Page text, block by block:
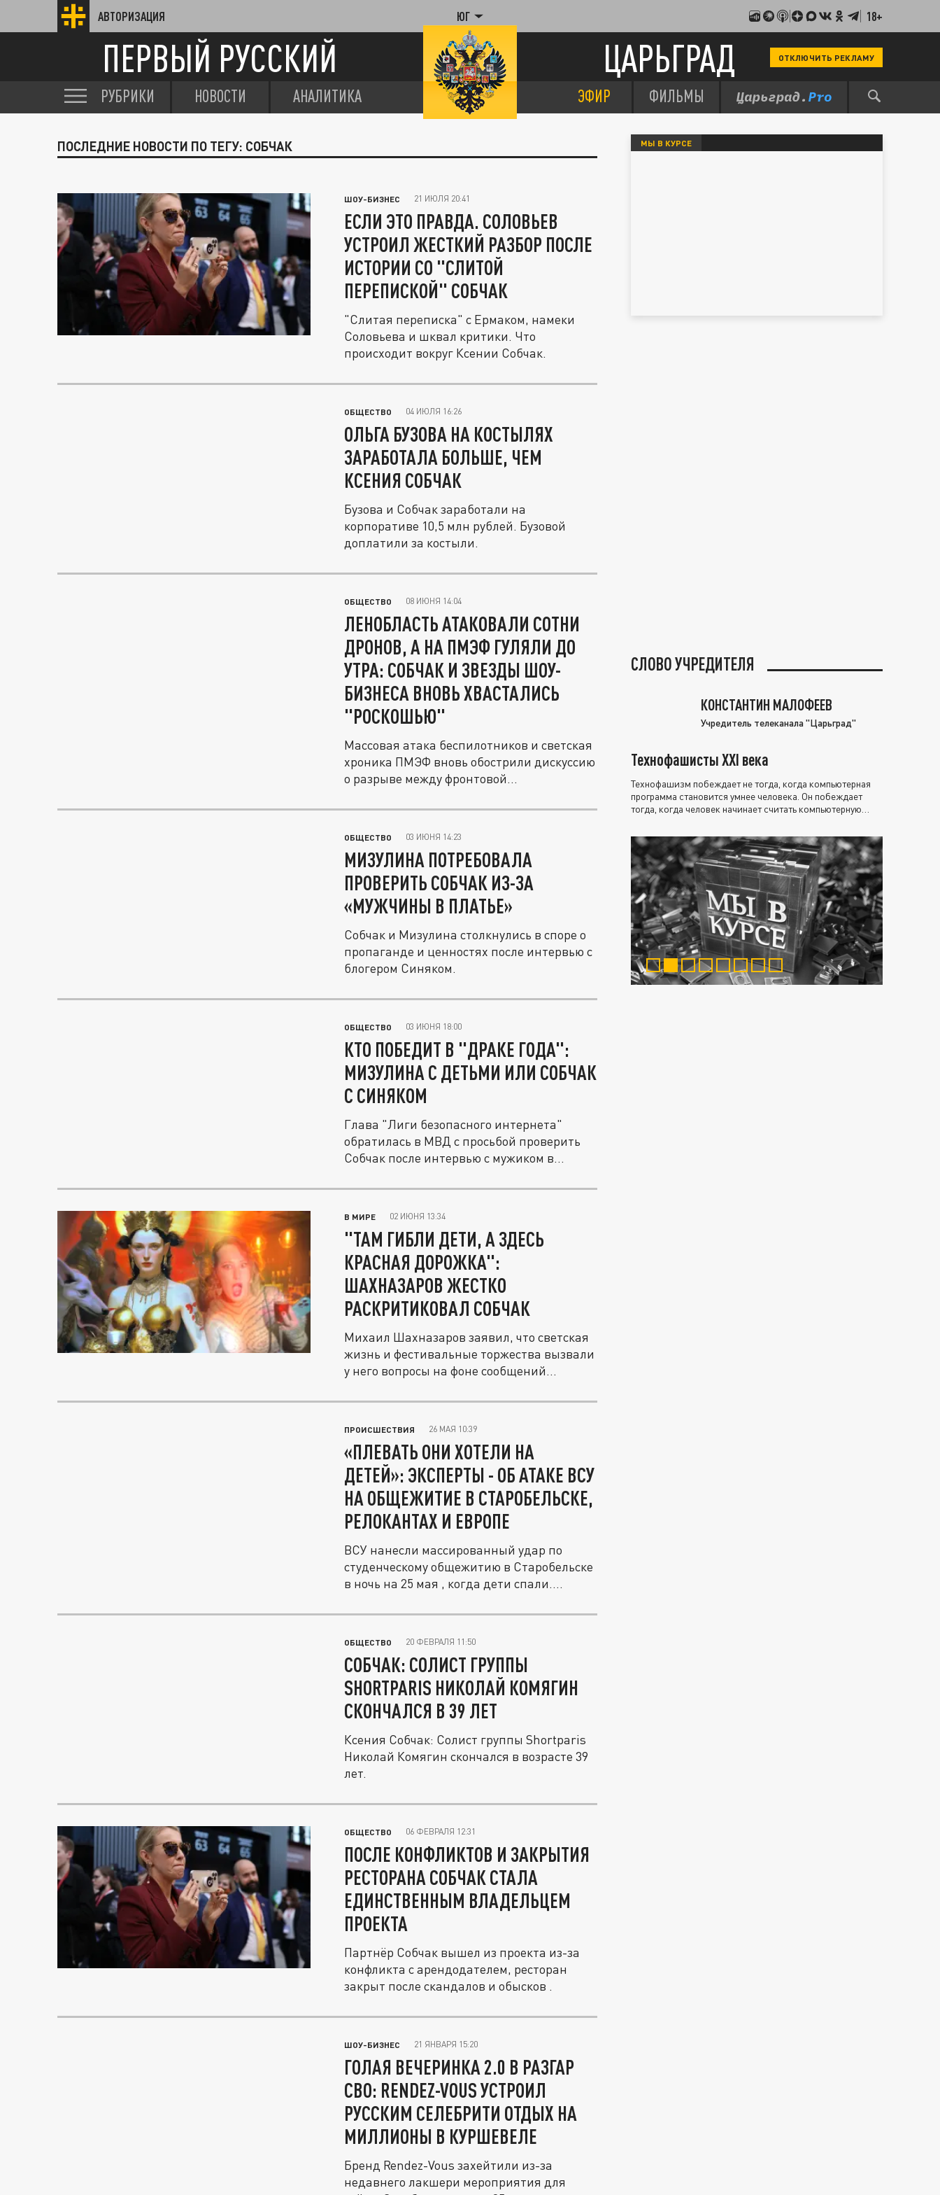
АВТОРИЗАЦИЯ ЮГ 18+
ПЕРВЫЙ РУССКИЙ ЦАРЬГРАД ОТКЛЮЧИТЬ РЕКЛАМУ
РУБРИКИ НОВОСТИ АНАЛИТИКА ЭФИР ФИЛЬМЫ
ПОСЛЕДНИЕ НОВОСТИ ПО ТЕГУ: СОБЧАК
ШОУ-БИЗНЕС 21 ИЮЛЯ 20:41
ЕСЛИ ЭТО ПРАВДА. СОЛОВЬЕВ
УСТРОИЛ ЖЕСТКИЙ РАЗБОР ПОСЛЕ
ИСТОРИИ СО "СЛИТОЙ
ПЕРЕПИСКОЙ" СОБЧАК
"Слитая переписка" с Ермаком, намеки
Соловьева и шквал критики. Что
происходит вокруг Ксении Собчак.
ОБЩЕСТВО 04 ИЮЛЯ 16:26
ОЛЬГА БУЗОВА НА КОСТЫЛЯХ
ЗАРАБОТАЛА БОЛЬШЕ, ЧЕМ
КСЕНИЯ СОБЧАК
Бузова и Собчак заработали на
корпоративе 10,5 млн рублей. Бузовой
доплатили за костыли.
ОБЩЕСТВО 08 ИЮНЯ 14:04
ЛЕНОБЛАСТЬ АТАКОВАЛИ СОТНИ
ДРОНОВ, А НА ПМЭФ ГУЛЯЛИ ДО
УТРА: СОБЧАК И ЗВЕЗДЫ ШОУ-
БИЗНЕСА ВНОВЬ ХВАСТАЛИСЬ
"РОСКОШЬЮ"
Массовая атака беспилотников и светская
хроника ПМЭФ вновь обострили дискуссию
о разрыве между фронтовой...
ОБЩЕСТВО 03 ИЮНЯ 14:23
МИЗУЛИНА ПОТРЕБОВАЛА
ПРОВЕРИТЬ СОБЧАК ИЗ-ЗА
«МУЖЧИНЫ В ПЛАТЬЕ»
Собчак и Мизулина столкнулись в споре о
пропаганде и ценностях после интервью с
блогером Синяком.
ОБЩЕСТВО 03 ИЮНЯ 18:00
КТО ПОБЕДИТ В "ДРАКЕ ГОДА":
МИЗУЛИНА С ДЕТЬМИ ИЛИ СОБЧАК
С СИНЯКОМ
Глава "Лиги безопасного интернета"
обратилась в МВД с просьбой проверить
Собчак после интервью с мужиком в...
В МИРЕ 02 ИЮНЯ 13:34
"ТАМ ГИБЛИ ДЕТИ, А ЗДЕСЬ
КРАСНАЯ ДОРОЖКА":
ШАХНАЗАРОВ ЖЕСТКО
РАСКРИТИКОВАЛ СОБЧАК
Михаил Шахназаров заявил, что светская
жизнь и фестивальные торжества вызвали
у него вопросы на фоне сообщений...
ПРОИСШЕСТВИЯ 26 МАЯ 10:39
«ПЛЕВАТЬ ОНИ ХОТЕЛИ НА
ДЕТЕЙ»: ЭКСПЕРТЫ - ОБ АТАКЕ ВСУ
НА ОБЩЕЖИТИЕ В СТАРОБЕЛЬСКЕ,
РЕЛОКАНТАХ И ЕВРОПЕ
ВСУ нанесли массированный удар по
студенческому общежитию в Старобельске
в ночь на 25 мая , когда дети спали....
ОБЩЕСТВО 20 ФЕВРАЛЯ 11:50
СОБЧАК: СОЛИСТ ГРУППЫ
SHORTPARIS НИКОЛАЙ КОМЯГИН
СКОНЧАЛСЯ В 39 ЛЕТ
Ксения Собчак: Солист группы Shortparis
Николай Комягин скончался в возрасте 39
лет.
ОБЩЕСТВО 06 ФЕВРАЛЯ 12:31
ПОСЛЕ КОНФЛИКТОВ И ЗАКРЫТИЯ
РЕСТОРАНА СОБЧАК СТАЛА
ЕДИНСТВЕННЫМ ВЛАДЕЛЬЦЕМ
ПРОЕКТА
Партнёр Собчак вышел из проекта из-за
конфликта с арендодателем, ресторан
закрыт после скандалов и обысков .
ШОУ-БИЗНЕС 21 ЯНВАРЯ 15:20
ГОЛАЯ ВЕЧЕРИНКА 2.0 В РАЗГАР
СВО: RENDEZ-VOUS УСТРОИЛ
РУССКИМ СЕЛЕБРИТИ ОТДЫХ НА
МИЛЛИОНЫ В КУРШЕВЕЛЕ
Бренд Rendez-Vous захейтили из-за
недавнего лакшери мероприятия для
МЫ В КУРСЕ
СЛОВО УЧРЕДИТЕЛЯ
КОНСТАНТИН МАЛОФЕЕВ
Учредитель телеканала "Царьград"
Технофашисты XXI века
Технофашизм побеждает не тогда, когда компьютерная
программа становится умнее человека. Он побеждает
тогда, когда человек начинает считать компьютерную